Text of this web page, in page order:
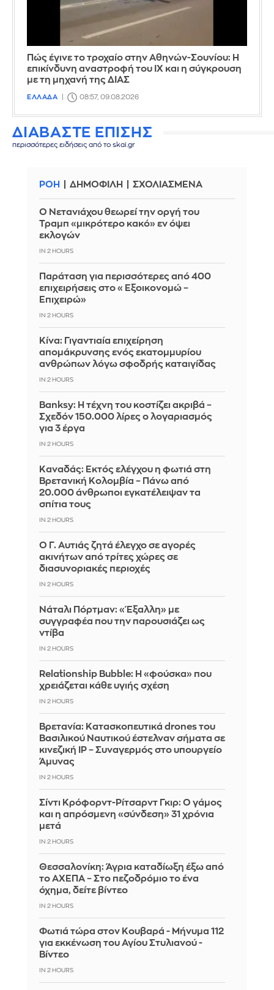
Πώς έγινε το τροχαίο στην Αθηνών-Σουνίου: Η
επικίνδυνη αναστροφή του ΙΧ και η σύγκρουση
με τη μηχανή της ΔΙΑΣ
ΕΛΛΑΔΑ 08:57, 09.08.2026
ΔΙΑΒΑΣΤΕ ΕΠΙΣΗΣ
περισσότερες ειδήσεις από το skai.gr
ΡΟΗ ΔΗΜΟΦΙΛΗ ΣΧΟΛΙΑΣΜΕΝΑ
Ο Νετανιάχου θεωρεί την οργή του
Τραμπ «μικρότερο κακό» εν όψει
εκλογών
IN 2 HOURS
Παράταση για περισσότερες από 400
επιχειρήσεις στο «Εξοικονομώ –
Επιχειρώ»
IN 2 HOURS
Κίνα: Γιγαντιαία επιχείρηση
απομάκρυνσης ενός εκατομμυρίου
ανθρώπων λόγω σφοδρής καταιγίδας
IN 2 HOURS
Banksy: Η τέχνη του κοστίζει ακριβά –
Σχεδόν 150.000 λίρες ο λογαριασμός
για 3 έργα
IN 2 HOURS
Καναδάς: Εκτός ελέγχου η φωτιά στη
Βρετανική Κολομβία – Πάνω από
20.000 άνθρωποι εγκατέλειψαν τα
σπίτια τους
IN 2 HOURS
Ο Γ. Αυτιάς ζητά έλεγχο σε αγορές
ακινήτων από τρίτες χώρες σε
διασυνοριακές περιοχές
IN 2 HOURS
Νάταλι Πόρτμαν: «Έξαλλη» με
συγγραφέα που την παρουσιάζει ως
ντίβα
IN 2 HOURS
Relationship Bubble: Η «φούσκα» που
χρειάζεται κάθε υγιής σχέση
IN 2 HOURS
Βρετανία: Κατασκοπευτικά drones του
Βασιλικού Ναυτικού έστελναν σήματα σε
κινεζική IP – Συναγερμός στο υπουργείο
Άμυνας
IN 2 HOURS
Σίντι Κρόφορντ-Ρίτσαρντ Γκιρ: Ο γάμος
και η απρόσμενη «σύνδεση» 31 χρόνια
μετά
IN 2 HOURS
Θεσσαλονίκη: Άγρια καταδίωξη έξω από
το ΑΧΕΠΑ – Στο πεζοδρόμιο το ένα
όχημα, δείτε βίντεο
IN 2 HOURS
Φωτιά τώρα στον Κουβαρά - Μήνυμα 112
για εκκένωση του Αγίου Στυλιανού -
Βίντεο
IN 2 HOURS